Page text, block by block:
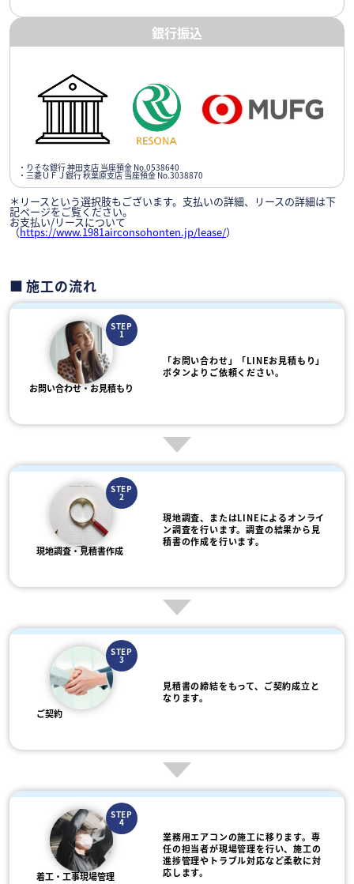
銀行振込
・りそな銀行 神田支店 当座預金 No.0538640
・三菱ＵＦＪ銀行 秋葉原支店 当座預金 No.3038870
＊リースという選択肢もございます。支払いの詳細、リースの詳細は下
記ページをご覧ください。
お支払い/リースについて
（https://www.1981airconsohonten.jp/lease/）
施工の流れ
STEP
1
お問い合わせ・お見積もり
「お問い合わせ」「LINEお見積もり」
ボタンよりご依頼ください。
STEP
2
現地調査・見積書作成
現地調査、またはLINEによるオンライ
ン調査を行います。調査の結果から見
積書の作成を行います。
STEP
3
ご契約
見積書の締結をもって、ご契約成立と
なります。
STEP
4
着工・工事現場管理
業務用エアコンの施工に移ります。専
任の担当者が現場管理を行い、施工の
進捗管理やトラブル対応など柔軟に対
応します。